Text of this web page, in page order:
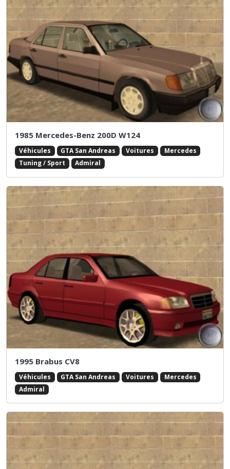
1985 Mercedes-Benz 200D W124
Véhicules GTA San Andreas Voitures
Mercedes
Tuning / Sport
Admiral
1995 Brabus CV8
Véhicules GTA San Andreas Voitures
Mercedes
Admiral